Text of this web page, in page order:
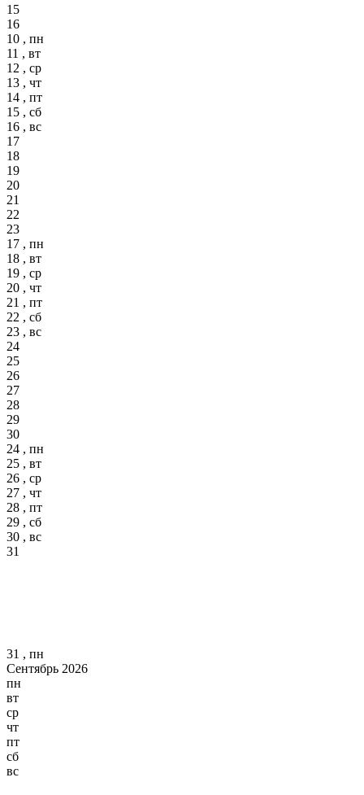
15
16
10 , пн
11 , вт
12 , ср
13 , чт
14 , пт
15 , сб
16 , вс
17
18
19
20
21
22
23
17 , пн
18 , вт
19 , ср
20 , чт
21 , пт
22 , сб
23 , вс
24
25
26
27
28
29
30
24 , пн
25 , вт
26 , ср
27 , чт
28 , пт
29 , сб
30 , вс
31
31 , пн
Сентябрь 2026
пн
вт
ср
чт
пт
сб
вс